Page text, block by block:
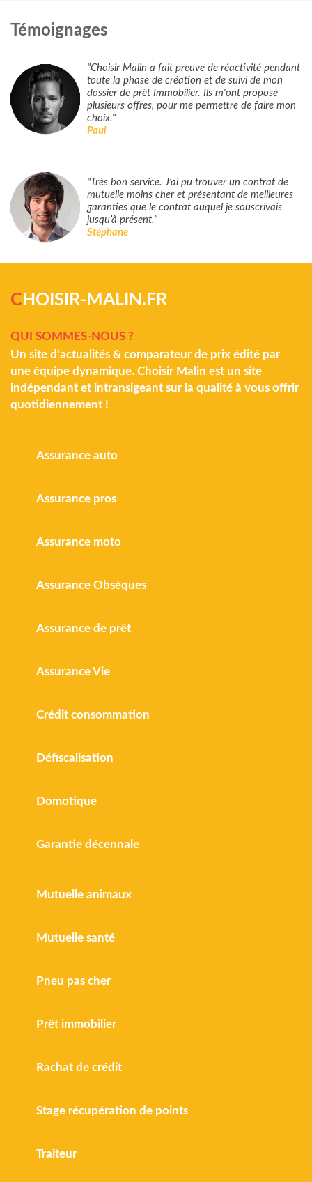
Témoignages
"Choisir Malin a fait preuve de réactivité pendant
toute la phase de création et de suivi de mon
dossier de prêt Immobilier. Ils m'ont proposé
plusieurs offres, pour me permettre de faire mon
choix."
Paul
"Très bon service. J’ai pu trouver un contrat de
mutuelle moins cher et présentant de meilleures
garanties que le contrat auquel je souscrivais
jusqu’à présent."
Stéphane
C HOISIR-MALIN.FR
QUI SOMMES-NOUS ?
Un site d'actualités & comparateur de prix édité par
une équipe dynamique. Choisir Malin est un site
indépendant et intransigeant sur la qualité à vous offrir
quotidiennement !
Assurance auto
Assurance pros
Assurance moto
Assurance Obsèques
Assurance de prêt
Assurance Vie
Crédit consommation
Défiscalisation
Domotique
Garantie décennale
Mutuelle animaux
Mutuelle santé
Pneu pas cher
Prêt immobilier
Rachat de crédit
Stage récupération de points
Traiteur